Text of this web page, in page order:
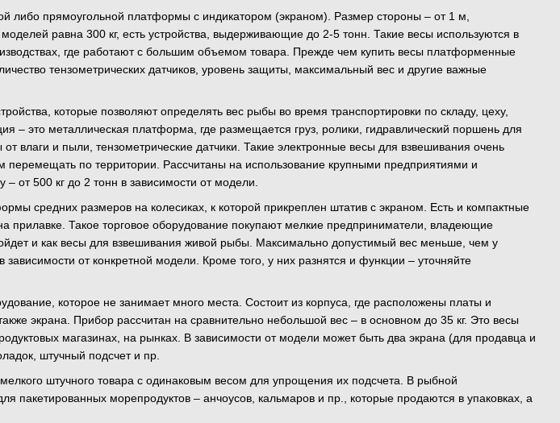
либо прямоугольной платформы с индикатором (экраном). Размер стороны – от 1 м,
равна 300 кг, есть устройства, выдерживающие до 2-5 тонн. Такие весы используются в
где работают с большим объемом товара. Прежде чем купить весы платформенные
тензометрических датчиков, уровень защиты, максимальный вес и другие важные
которые позволяют определять вес рыбы во время транспортировки по складу, цеху,
– это металлическая платформа, где размещается груз, ролики, гидравлический поршень для
влаги и пыли, тензометрические датчики. Такие электронные весы для взвешивания очень
по территории. Рассчитаны на использование крупными предприятиями и
от 500 кг до 2 тонн в зависимости от модели.
средних размеров на колесиках, к которой прикреплен штатив с экраном. Есть и компактные
прилавке. Такое торговое оборудование покупают мелкие предприниматели, владеющие
и как весы для взвешивания живой рыбы. Максимально допустимый вес меньше, чем у
от конкретной модели. Кроме того, у них разнятся и функции – уточняйте
которое не занимает много места. Состоит из корпуса, где расположены платы и
экрана. Прибор рассчитан на сравнительно небольшой вес – в основном до 35 кг. Это весы
магазинах, на рынках. В зависимости от модели может быть два экрана (для продавца и
штучный подсчет и пр.
штучного товара с одинаковым весом для упрощения их подсчета. В рыбной
пакетированных морепродуктов – анчоусов, кальмаров и пр., которые продаются в упаковках, а